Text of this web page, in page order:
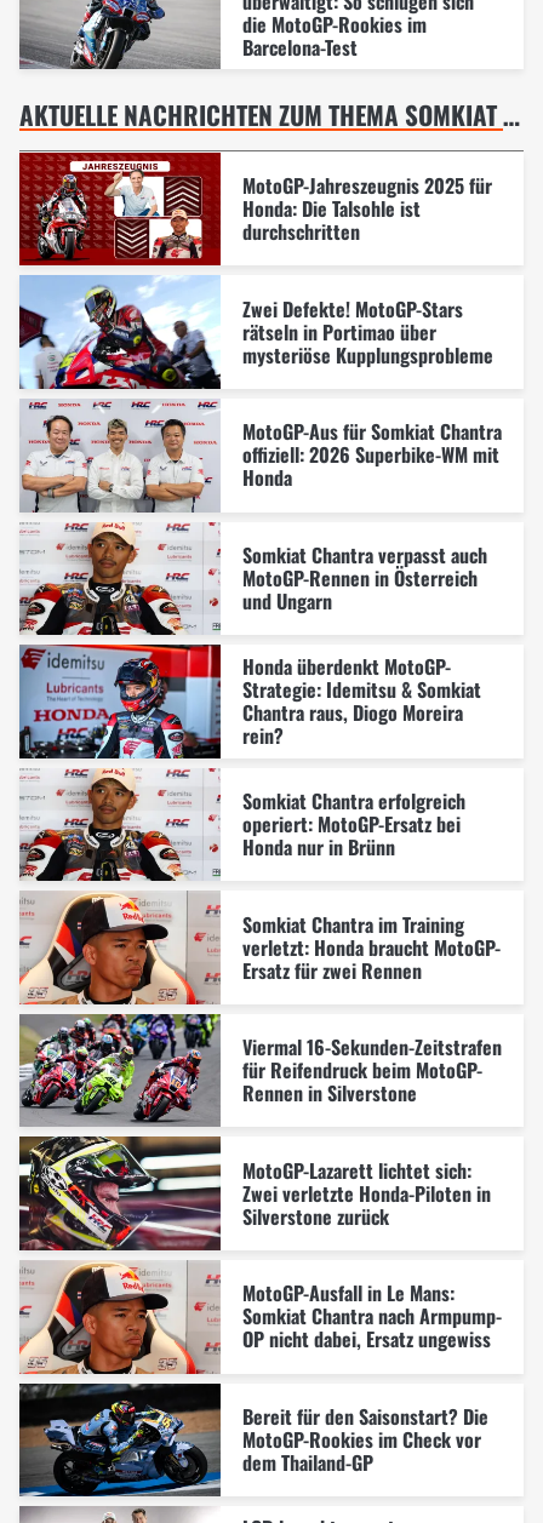
die MotoGP-Rookies im
Barcelona-Test
AKTUELLE NACHRICHTEN ZUM THEMA SOMKIAT CHANTRA
MotoGP-Jahreszeugnis 2025 für
Honda: Die Talsohle ist
durchschritten
Zwei Defekte! MotoGP-Stars
rätseln in Portimao über
mysteriöse Kupplungsprobleme
MotoGP-Aus für Somkiat Chantra
offiziell: 2026 Superbike-WM mit
Honda
Somkiat Chantra verpasst auch
MotoGP-Rennen in Österreich
und Ungarn
Honda überdenkt MotoGP-
Strategie: Idemitsu & Somkiat
Chantra raus, Diogo Moreira
rein?
Somkiat Chantra erfolgreich
operiert: MotoGP-Ersatz bei
Honda nur in Brünn
Somkiat Chantra im Training
verletzt: Honda braucht MotoGP-
Ersatz für zwei Rennen
Viermal 16-Sekunden-Zeitstrafen
für Reifendruck beim MotoGP-
Rennen in Silverstone
MotoGP-Lazarett lichtet sich:
Zwei verletzte Honda-Piloten in
Silverstone zurück
MotoGP-Ausfall in Le Mans:
Somkiat Chantra nach Armpump-
OP nicht dabei, Ersatz ungewiss
Bereit für den Saisonstart? Die
MotoGP-Rookies im Check vor
dem Thailand-GP